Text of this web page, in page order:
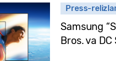
Press-
Samsung
Bros. va